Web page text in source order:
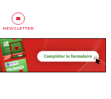
NEWSLETTER